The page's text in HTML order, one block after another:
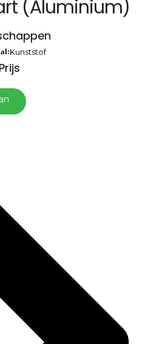
(Aluminium)
Kunststof
Prijs